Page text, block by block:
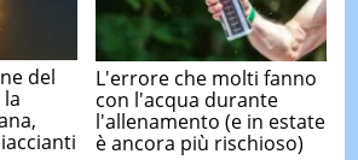
del
L'errore che molti fanno
con l'acqua durante
l'allenamento (e in estate
è ancora più rischioso)